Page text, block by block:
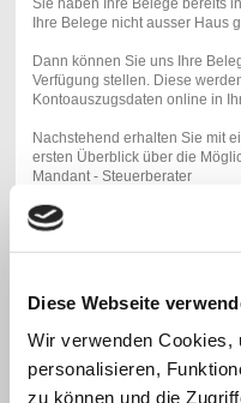
Diese Webseite
Wir verwenden Cookies,
personalisieren,
zu können und die
Ihre Belege nicht ausser Haus
Dann können Sie uns Ihre
Verfügung stellen. Diese
Kontoauszugsdaten online in
Nachstehend erhalten Sie mit
ersten Überblick über die
Mandant - Steuerberater
Demo zu Unternehmen-Online
https://www.datev.de/
abgestimmten Lösung
Desweiteren bietet
Arbeitsteilung zwischen